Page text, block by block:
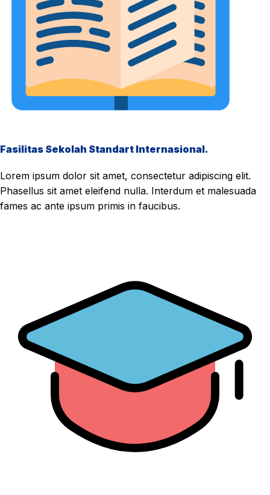
Fasilitas Sekolah Standart Internasional.
Lorem ipsum dolor sit amet, consectetur adipiscing elit.
Phasellus sit amet eleifend nulla. Interdum et malesuada
fames ac ante ipsum primis in faucibus.